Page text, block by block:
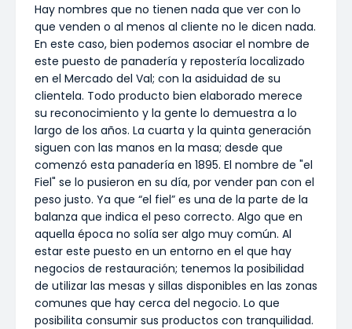
Hay nombres que no tienen nada que ver con lo
que venden o al menos al cliente no le dicen nada.
En este caso, bien podemos asociar el nombre de
este puesto de panadería y repostería localizado
en el Mercado del Val; con la asiduidad de su
clientela. Todo producto bien elaborado merece
su reconocimiento y la gente lo demuestra a lo
largo de los años. La cuarta y la quinta generación
siguen con las manos en la masa; desde que
comenzó esta panadería en 1895. El nombre de "el
Fiel" se lo pusieron en su día, por vender pan con el
peso justo. Ya que “el fiel” es una de la parte de la
balanza que indica el peso correcto. Algo que en
aquella época no solía ser algo muy común. Al
estar este puesto en un entorno en el que hay
negocios de restauración; tenemos la posibilidad
de utilizar las mesas y sillas disponibles en las zonas
comunes que hay cerca del negocio. Lo que
posibilita consumir sus productos con tranquilidad.